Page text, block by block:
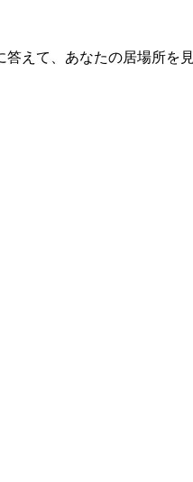
えて、あなたの居場所を